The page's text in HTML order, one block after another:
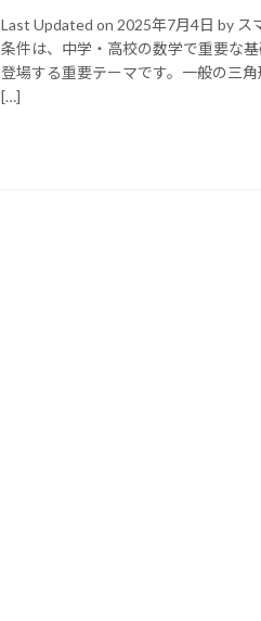
Last Updated on 2025年7月4日 by ス
条件は、中学・高校の数学で重要な
登場する重要テーマです。一般の三
[…]